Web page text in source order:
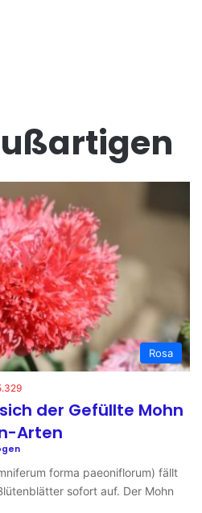
Rosa
der Gefüllte Mohn
Arten
forma paeoniflorum) fällt
sofort auf. Der Mohn